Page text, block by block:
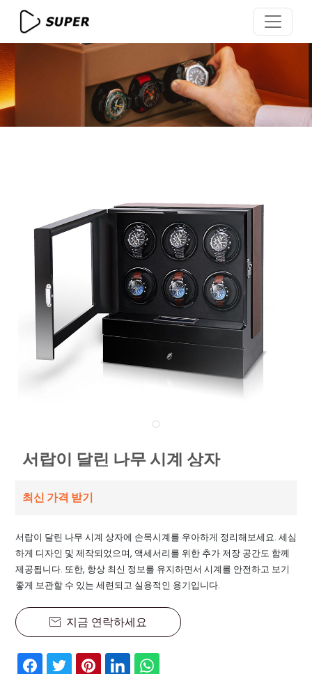
서랍이 달린 나무 시계 상자
최신 가격 받기
서랍이 달린 나무 시계 상자에 손목시계를 우아하게 정리해보세요. 세심
하게 디자인 및 제작되었으며, 액세서리를 위한 추가 저장 공간도 함께
제공됩니다. 또한, 항상 최신 정보를 유지하면서 시계를 안전하고 보기
좋게 보관할 수 있는 세련되고 실용적인 용기입니다.
 지금 연락하세요